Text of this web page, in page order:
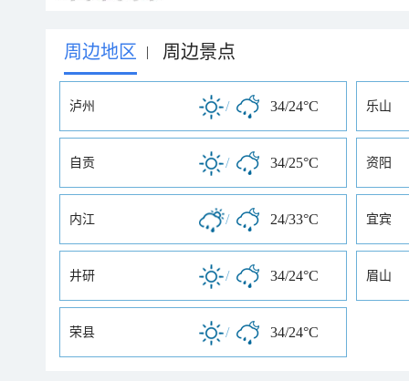
周边地区 | 周边景点
泸州 / 34/24°C 乐山
自贡 / 34/25°C 资阳
内江 / 24/33°C 宜宾
井研 / 34/24°C 眉山
荣县 / 34/24°C